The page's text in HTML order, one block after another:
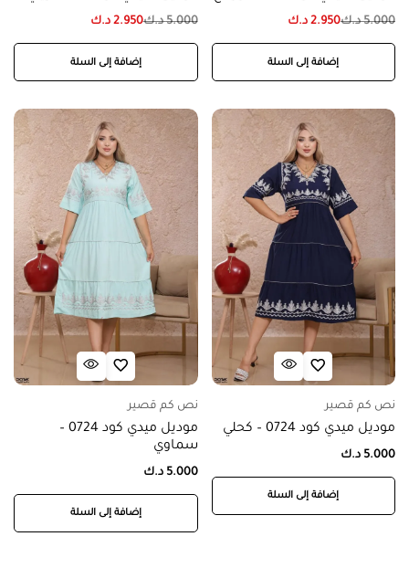
5.000 د.ك2.950 د.ك
إضافة إلى السلة
5.000 د.ك2.950 د.ك
إضافة إلى السلة
نص كم قصير
موديل ميدي كود 0724 – كحلي
5.000 د.ك
إضافة إلى السلة
نص كم قصير
موديل ميدي كود 0724 –
سماوي
5.000 د.ك
إضافة إلى السلة